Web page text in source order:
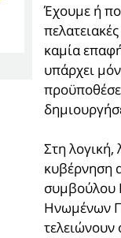
Έχουμε ή
καμία
υπάρχει
Στη λογική,
κυβέρνηση
συμβούλου
Ηνωμένων
τελειώνουν